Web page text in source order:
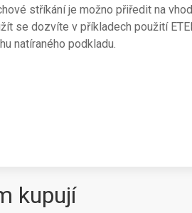
stříkání je možno přiředit na
se dozvíte v příkladech použití
natíraného podkladu.
kupují